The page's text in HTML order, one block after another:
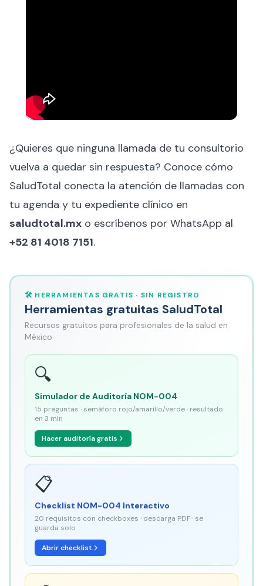
¿Quieres que ninguna llamada de tu consultorio
vuelva a quedar sin respuesta? Conoce cómo
SaludTotal conecta la atención de llamadas con
tu agenda y tu expediente clínico en
saludtotal.mx o escríbenos por WhatsApp al
+52 81 4018 7151.
🛠️ HERRAMIENTAS GRATIS · SIN REGISTRO
Herramientas gratuitas SaludTotal
Recursos gratuitos para profesionales de la salud en
México
🔍
Simulador de Auditoría NOM-004
15 preguntas · semáforo rojo/amarillo/verde · resultado
en 3 min
Hacer auditoría gratis
📋
Checklist NOM-004 Interactivo
20 requisitos con checkboxes · descarga PDF · se
guarda solo
Abrir checklist